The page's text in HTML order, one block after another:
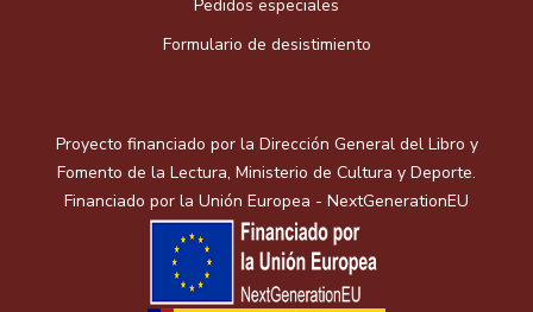
Pedidos especiales
Formulario de desistimiento
Proyecto financiado por la Dirección General del Libro y
Fomento de la Lectura, Ministerio de Cultura y Deporte.
Financiado por la Unión Europea - NextGenerationEU